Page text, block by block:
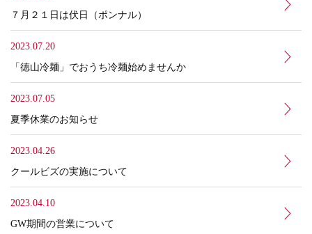
７月２１日は伏日（ポンナル）
2023.07.20
「徳山冷麺」でおうち冷麺始めませんか
2023.07.05
夏季休業のお知らせ
2023.04.26
クールビズの実施について
2023.04.10
GW期間の営業について